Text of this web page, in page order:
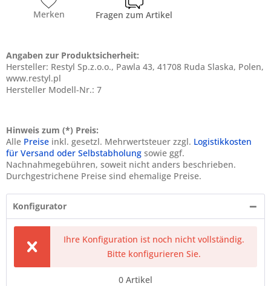
Merken Fragen zum Artikel
Angaben zur Produktsicherheit:
Hersteller: Restyl Sp.z.o.o., Pawla 43, 41708 Ruda Slaska, Polen,
www.restyl.pl
Hersteller Modell-Nr.: 7
Hinweis zum (*) Preis:
Alle Preise inkl. gesetzl. Mehrwertsteuer zzgl. Logistikkosten
für Versand oder Selbstabholung sowie ggf.
Nachnahmegebühren, soweit nicht anders beschrieben.
Durchgestrichene Preise sind ehemalige Preise.
Konfigurator
Ihre Konfiguration ist noch nicht vollständig.
Bitte konfigurieren Sie.
0 Artikel